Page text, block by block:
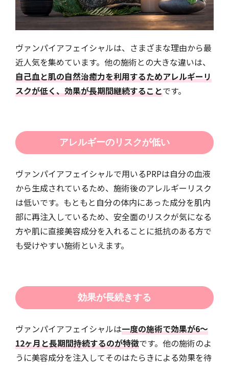
ヴァンパイアフェイシャルは、さまざまな理由から最
近人気を集めています。他の施術との大きな違いは、
自己血と肌の自然治癒力を利用するためアレルギーリ
スクが低く、効果が長期間継続することです。
アレルギーのリスクが低い
ヴァンパイアフェイシャルで用いるPRPは自分の血液
から生成されているため、施術後のアレルギーリスク
は低いです。もともと自分の体内にあった成分を肌内
部に再注入しているため、安全面のリスクが気になる
方や肌に直接美容成分を入れることに抵抗のある方で
も受けやすい施術といえます。
効果が長続きする
ヴァンパイアフェイシャルは一度の施術で効果が6〜
12ヶ月と長期間持続するのが特徴です。他の施術のよ
うに美容成分を注入してそのはたらきによる効果を待